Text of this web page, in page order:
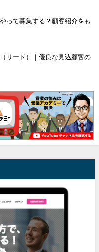
って募集する？顧客紹介をも
リード）｜優良な見込顧客の